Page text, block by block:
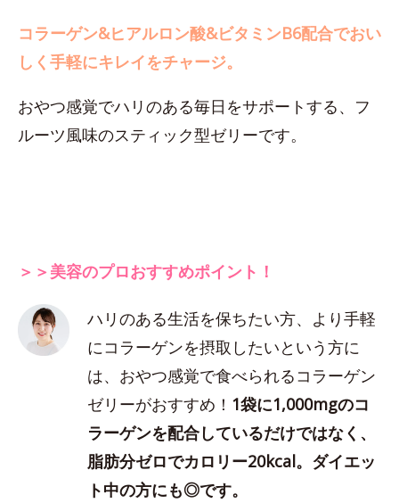
コラーゲン&ヒアルロン酸&ビタミンB6配合でおい
しく手軽にキレイをチャージ。
おやつ感覚でハリのある毎日をサポートする、フ
ルーツ風味のスティック型ゼリーです。
＞＞美容のプロおすすめポイント！
ハリのある生活を保ちたい方、より手軽
にコラーゲンを摂取したいという方に
は、おやつ感覚で食べられるコラーゲン
ゼリーがおすすめ！ 1袋に1,000mgのコ
ラーゲンを配合しているだけではなく、
脂肪分ゼロでカロリー20kcal。ダイエッ
ト中の方にも◎です。